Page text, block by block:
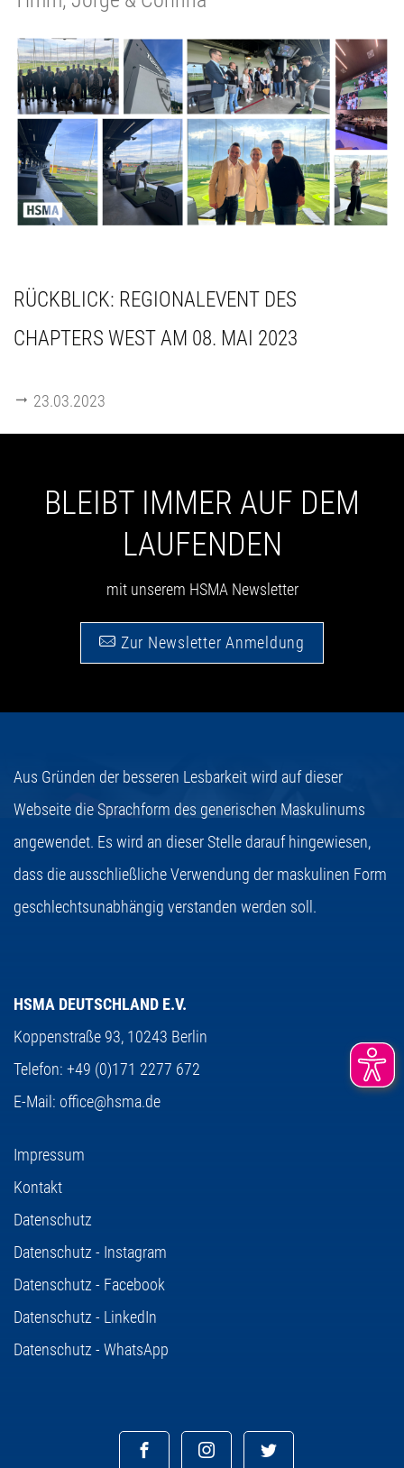
RÜCKBLICK: REGIONALEVENT DES
CHAPTERS WEST AM 08. MAI 2023
23.03.2023
BLEIBT IMMER AUF DEM
LAUFENDEN
mit unserem HSMA Newsletter
Zur Newsletter Anmeldung
Aus Gründen der besseren Lesbarkeit wird auf dieser
Webseite die Sprachform des generischen Maskulinums
angewendet. Es wird an dieser Stelle darauf hingewiesen,
dass die ausschließliche Verwendung der maskulinen Form
geschlechtsunabhängig verstanden werden soll.
HSMA DEUTSCHLAND E.V.
Koppenstraße 93, 10243 Berlin
Telefon: +49 (0)171 2277 672
E-Mail: office@hsma.de
Impressum
Kontakt
Datenschutz
Datenschutz - Instagram
Datenschutz - Facebook
Datenschutz - LinkedIn
Datenschutz - WhatsApp